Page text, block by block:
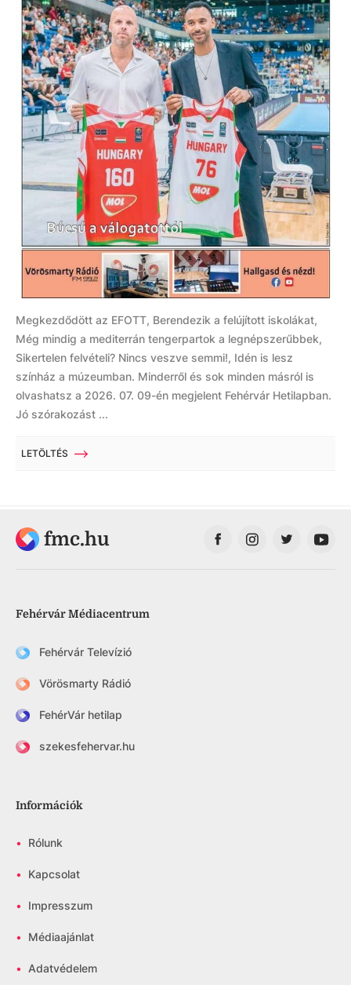
Megkezdődött az EFOTT, Berendezik a felújított iskolákat,
Még mindig a mediterrán tengerpartok a legnépszerűbbek,
Sikertelen felvételi? Nincs veszve semmi!, Idén is lesz
színház a múzeumban. Minderről és sok minden másról is
olvashatsz a 2026. 07. 09-én megjelent Fehérvár Hetilapban.
Jó szórakozást ...
LETÖLTÉS
fmc.hu
Fehérvár Médiacentrum
Fehérvár Televízió
Vörösmarty Rádió
FehérVár hetilap
szekesfehervar.hu
Információk
• Rólunk
• Kapcsolat
• Impresszum
• Médiaajánlat
• Adatvédelem